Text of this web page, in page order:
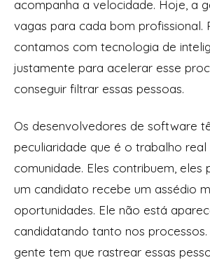
acompanha a velocidade. Hoje, a
vagas para cada bom profissional.
contamos com tecnologia de
justamente para acelerar esse
conseguir filtrar essas pessoas.
Os desenvolvedores de software
peculiaridade que é o trabalho real
comunidade. Eles contribuem, eles
um candidato recebe um assédio
oportunidades. Ele não está
candidatando tanto nos processos.
gente tem que rastrear essas